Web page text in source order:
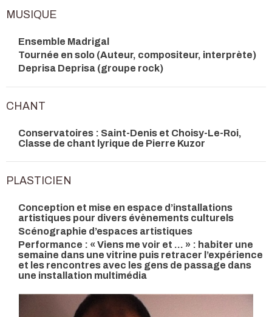
MUSIQUE
Ensemble Madrigal
Tournée en solo (Auteur, compositeur, interprète)
Deprisa Deprisa (groupe rock)
CHANT
Conservatoires : Saint-Denis et Choisy-Le-Roi,
Classe de chant lyrique de Pierre Kuzor
PLASTICIEN
Conception et mise en espace d’installations
artistiques pour divers évènements culturels
Scénographie d’espaces artistiques
Performance : « Viens me voir et … » : habiter une
semaine dans une vitrine puis retracer l’expérience
et les rencontres avec les gens de passage dans
une installation multimédia